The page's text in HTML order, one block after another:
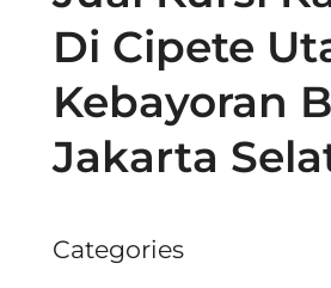
Di Cipete
Kebayoran
Jakarta
Categories